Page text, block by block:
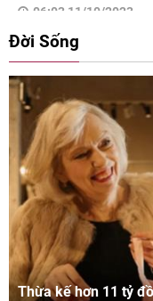
06:03 11/10/2023
Đời Sống
Thừa kế hơn 11 tỷ